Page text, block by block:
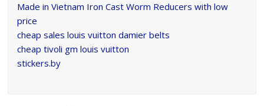
Made in Vietnam Iron Cast Worm Reducers with low
price
cheap sales louis vuitton damier belts
cheap tivoli gm louis vuitton
stickers.by